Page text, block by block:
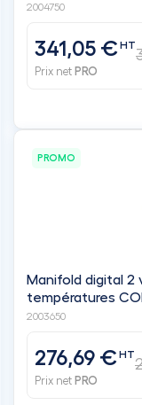
2004750
341,05 €HT
Prix net PRO
PROMO
Manifold digital 2
températures
2003650
276,69 €HT
Prix net PRO